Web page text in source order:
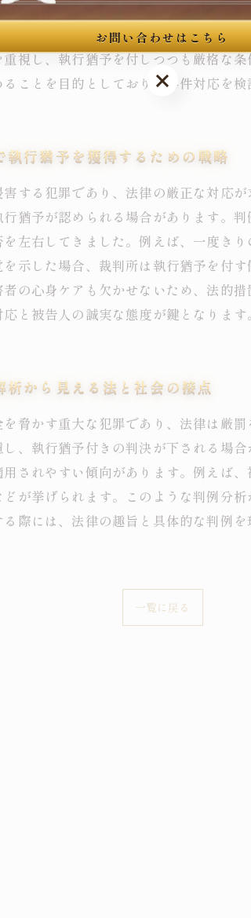
り、加害者が真摯に謝罪し再犯防止
えていることが認められ、治療を含
視し、執行猶予を付しつつも厳格な
ことを目的としており、事件対応を検
行猶予を獲得するための戦略
する犯罪であり、法律の厳正な対応
猶予が認められる場合があります。
左右してきました。例えば、一度き
示した場合、裁判所は執行猶予を付
の心身ケアも欠かせないため、法的
と被告人の誠実な態度が鍵となります。
から見える法と社会の接点
脅かす重大な犯罪であり、法律は厳
、執行猶予付きの判決が下される場
されやすい傾向があります。例えば
が挙げられます。このような判例分
際には、法律の趣旨と具体的な判例
一覧に戻る
お問い合わせはこちら
お問い合わせはこちら